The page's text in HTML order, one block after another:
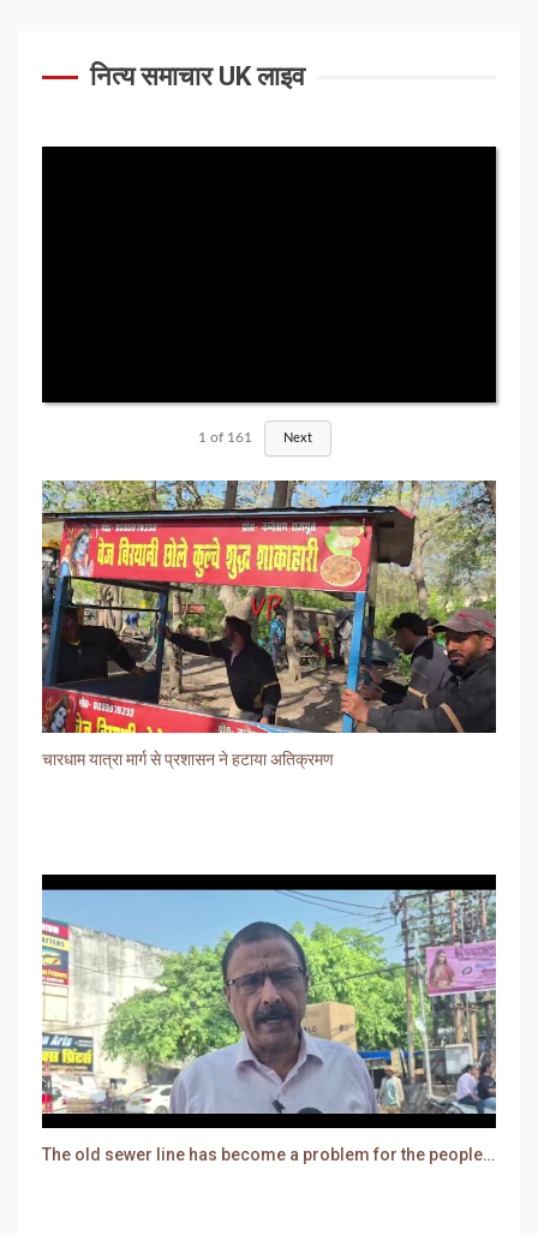
नित्य समाचार UK लाइव
1 of 161 Next
चारधाम यात्रा मार्ग से प्रशासन ने हटाया अतिक्रमण
The old sewer line has become a problem for the people. Sewer water is entering people's houses.